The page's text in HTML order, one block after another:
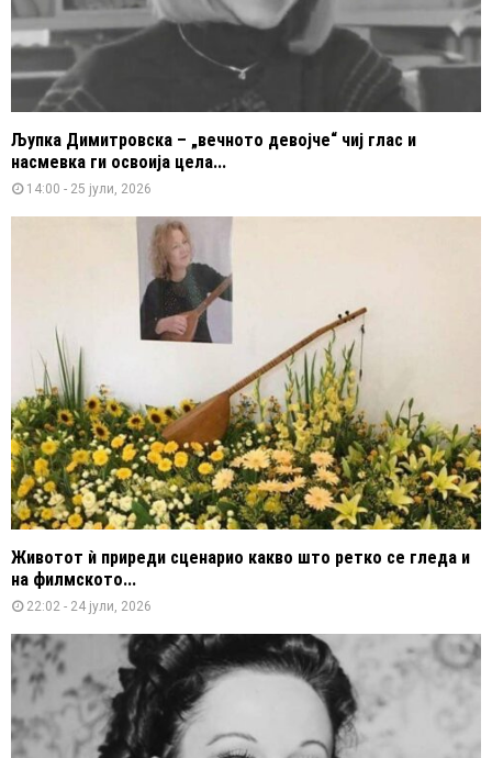
Љупка Димитровска – „вечното девојче“ чиј глас и
насмевка ги освоија цела...
14:00 - 25 јули, 2026
Животот ѝ приреди сценарио какво што ретко се гледа и
на филмското...
22:02 - 24 јули, 2026